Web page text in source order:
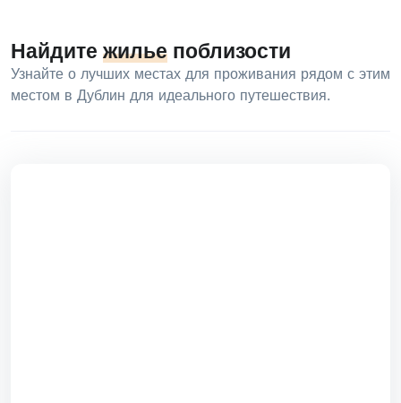
Найдите жилье поблизости
Узнайте о лучших местах для проживания рядом с этим
местом в Дублин для идеального путешествия.